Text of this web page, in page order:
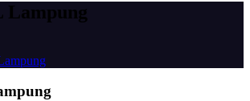
Lampung